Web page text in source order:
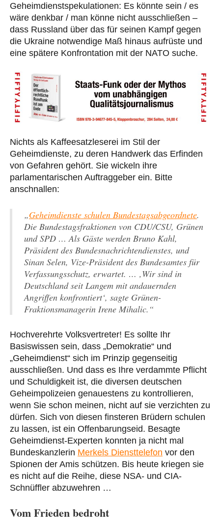
Geheimdienstspekulationen: Es könnte sein / es
wäre denkbar / man könne nicht ausschließen –
dass Russland über das für seinen Kampf gegen
die Ukraine notwendige Maß hinaus aufrüste und
eine spätere Konfrontation mit der NATO suche.
Nichts als Kaffeesatzleserei im Stil der
Geheimdienste, zu deren Handwerk das Erfinden
von Gefahren gehört. Sie wickeln ihre
parlamentarischen Auftraggeber ein. Bitte
anschnallen:
„Geheimdienste schulen Bundestagsabgeordnete.
Die Bundestagsfraktionen von CDU/CSU, Grünen
und SPD … Als Gäste werden Bruno Kahl,
Präsident des Bundesnachrichtendienstes, und
Sinan Selen, Vize-Präsident des Bundesamtes für
Verfassungsschutz, erwartet. … ‚Wir sind in
Deutschland seit Langem mit andauernden
Angriffen konfrontiert‘, sagte Grünen-
Fraktionsmanagerin Irene Mihalic.“
Hochverehrte Volksvertreter! Es sollte Ihr
Basiswissen sein, dass „Demokratie“ und
„Geheimdienst“ sich im Prinzip gegenseitig
ausschließen. Und dass es Ihre verdammte Pflicht
und Schuldigkeit ist, die diversen deutschen
Geheimpolizeien genauestens zu kontrollieren,
wenn Sie schon meinen, nicht auf sie verzichten zu
dürfen. Sich von diesen finsteren Brüdern schulen
zu lassen, ist ein Offenbarungseid. Besagte
Geheimdienst-Experten konnten ja nicht mal
Bundeskanzlerin Merkels Diensttelefon vor den
Spionen der Amis schützen. Bis heute kriegen sie
es nicht auf die Reihe, diese NSA- und CIA-
Schnüffler abzuwehren …
Vom Frieden bedroht